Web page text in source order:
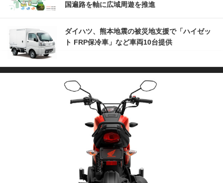
国遍路を軸に広域周遊を推進
ダイハツ、熊本地震の被災地支援で「ハイゼッ
ト FRP保冷車」など車両10台提供